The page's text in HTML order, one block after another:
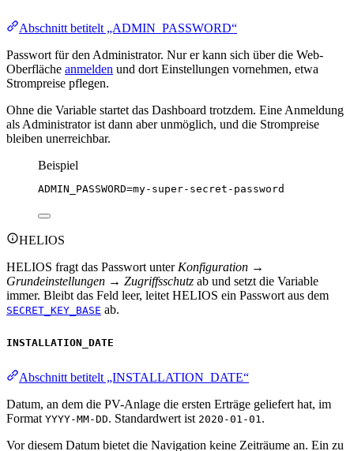
Abschnitt betitelt „ADMIN_PASSWORD“
Passwort für den Administrator. Nur er kann sich über die Web-
Oberfläche anmelden und dort Einstellungen vornehmen, etwa
Strompreise pflegen.
Ohne die Variable startet das Dashboard trotzdem. Eine Anmeldung
als Administrator ist dann aber unmöglich, und die Strompreise
bleiben unerreichbar.
Beispiel
ADMIN_PASSWORD=my-super-secret-password
HELIOS
HELIOS fragt das Passwort unter Konfiguration →
Grundeinstellungen → Zugriffsschutz ab und setzt die Variable
immer. Bleibt das Feld leer, leitet HELIOS ein Passwort aus dem
SECRET_KEY_BASE ab.
INSTALLATION_DATE
Abschnitt betitelt „INSTALLATION_DATE“
Datum, an dem die PV-Anlage die ersten Erträge geliefert hat, im
Format YYYY-MM-DD. Standardwert ist 2020-01-01.
Vor diesem Datum bietet die Navigation keine Zeiträume an. Ein zu